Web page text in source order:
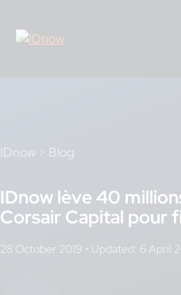
content
IDnow > Blog
IDnow lève 40
Corsair Capital pour
28 October 2019 • Updated: 6 April